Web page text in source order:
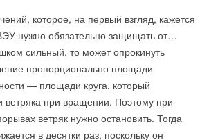
которое, на первый взгляд, кажется
нужно обязательно защищать от…
сильный, то может опрокинуть
пропорционально площади
— площади круга, который
ветряка при вращении. Поэтому при
ветряк нужно остановить. Тогда
в десятки раз, поскольку он
Необходимо формирование
развития консорциума
фонда, которое бы за счет
проектов в портфели, могло прежде
разрабатывать проектную
и проводить соответствующие
КРДВ».